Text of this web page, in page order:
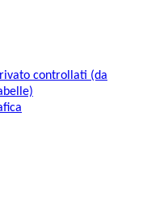
controllati (da